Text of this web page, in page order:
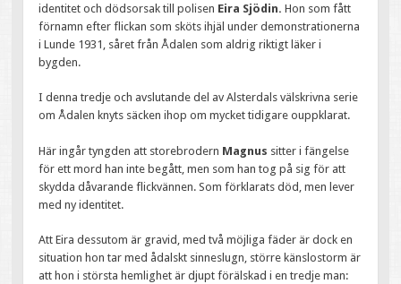
identitet och dödsorsak till polisen Eira Sjödin. Hon som fått
förnamn efter flickan som sköts ihjäl under demonstrationerna
i Lunde 1931, såret från Ådalen som aldrig riktigt läker i
bygden.
I denna tredje och avslutande del av Alsterdals välskrivna serie
om Ådalen knyts säcken ihop om mycket tidigare ouppklarat.
Här ingår tyngden att storebrodern Magnus sitter i fängelse
för ett mord han inte begått, men som han tog på sig för att
skydda dåvarande flickvännen. Som förklarats död, men lever
med ny identitet.
Att Eira dessutom är gravid, med två möjliga fäder är dock en
situation hon tar med ådalskt sinneslugn, större känslostorm är
att hon i största hemlighet är djupt förälskad i en tredje man: